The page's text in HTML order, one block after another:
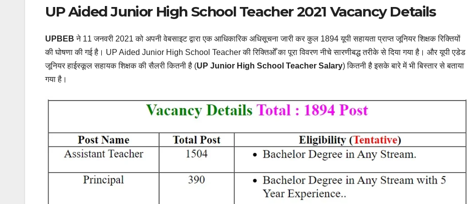
UP Aided Junior High School Teacher 2021 Vacancy Details
UPBEB ने 11 जनवरी 2021 को अपनी वेबसाइट द्वारा एक आधिकारिक अधिसूचना जारी कर कुल 1894 यूपी सहायता प्राप्त जूनियर शिक्षक रिक्तियों
की घोषणा की गई है। UP Aided Junior High School Teacher की रिक्तिओँ का पूरा विवरण नीचे सारणीबद्ध तरीके से दिया गया है। और यूपी एडेड
जूनियर हाईस्कूल सहायक शिक्षक की सैलरी कितनी है (UP Junior High School Teacher Salary) कितनी है इसके बारे में भी बिस्तार से बताया
गया है।